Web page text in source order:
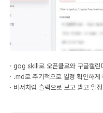
· gog skill로 오픈클로와 구글캘린
· .md로 주기적으로 일정 확인하게
· 비서처럼 슬랙으로 보고 받고 일